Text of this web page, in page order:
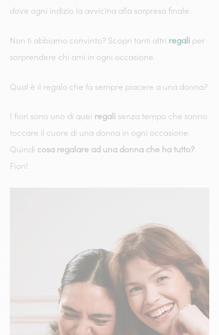
dove ogni indizio la avvicina alla sorpresa finale.
Non ti abbiamo convinto? Scopri tanti altri regali per
sorprendere chi ami in ogni occasione.
Qual è il regalo che fa sempre piacere a una donna?
I fiori sono uno di quei regali senza tempo che sanno
toccare il cuore di una donna in ogni occasione.
Quindi cosa regalare ad una donna che ha tutto?
Fiori!